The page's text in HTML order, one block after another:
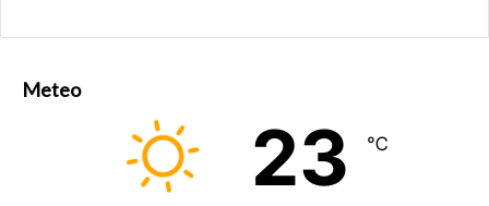
Meteo
23 ℃